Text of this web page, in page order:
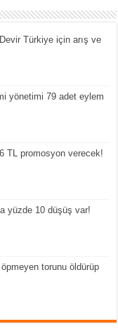
Türkiye için arış ve
yönetimi 79 adet eylem
TL promosyon verecek!
yüzde 10 düşüş var!
torunu öldürüp